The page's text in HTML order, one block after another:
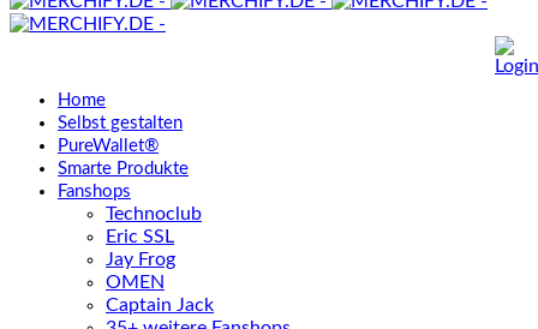
Home
Selbst gestalten
PureWallet®
Smarte Produkte
Fanshops
Technoclub
Eric SSL
Jay Frog
OMEN
Captain Jack